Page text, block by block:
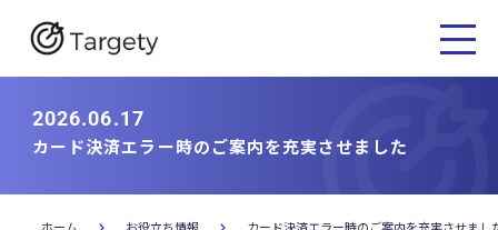
2026.06.17
カード決済エラー時のご案内を充実させました